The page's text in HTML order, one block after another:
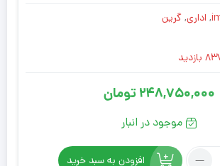
, اداری, گرین
بازدید
248,750,000 تومان
موجود در انبار
افزودن به سبد خرید